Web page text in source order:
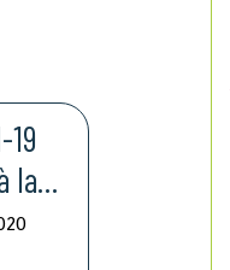
19
la